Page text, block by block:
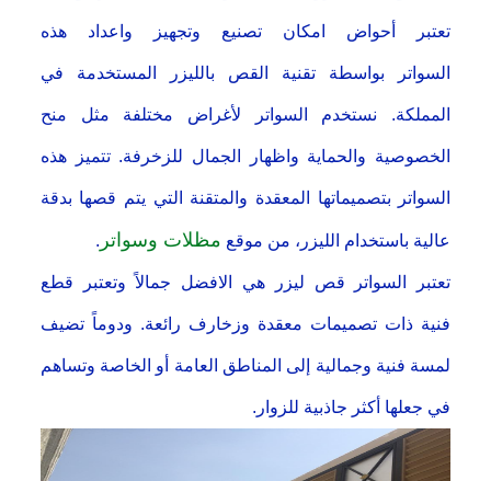
تعتبر أحواض امكان تصنيع وتجهيز واعداد هذه
السواتر بواسطة تقنية القص بالليزر المستخدمة في
المملكة. نستخدم السواتر لأغراض مختلفة مثل منح
الخصوصية والحماية واظهار الجمال للزخرفة. تتميز هذه
السواتر بتصميماتها المعقدة والمتقنة التي يتم قصها بدقة
عالية باستخدام الليزر، من موقع مظلات وسواتر .
تعتبر السواتر قص ليزر هي الافضل جمالاً وتعتبر قطع
فنية ذات تصميمات معقدة وزخارف رائعة. ودوماً تضيف
لمسة فنية وجمالية إلى المناطق العامة أو الخاصة وتساهم
في جعلها أكثر جاذبية للزوار.